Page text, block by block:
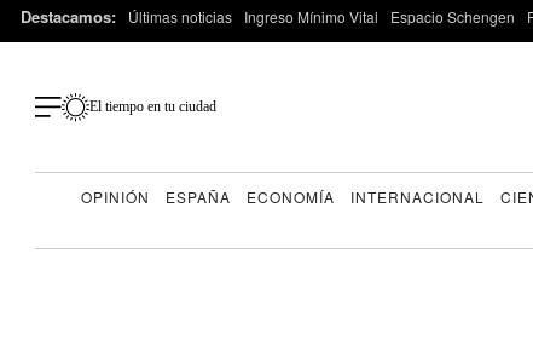
Destacamos: Últimas noticias Ingreso Mínimo Vital Espacio Schengen
El tiempo en tu ciudad
OPINIÓN ESPAÑA ECONOMÍA INTERNACIONAL